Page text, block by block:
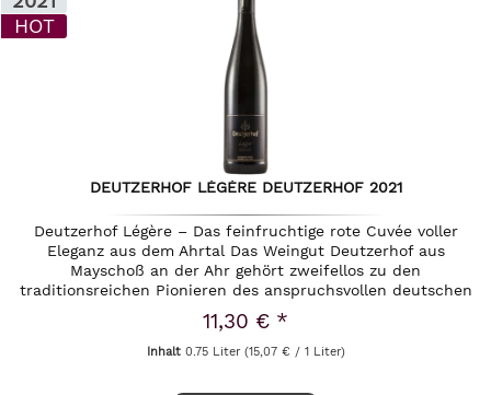
HOT
DEUTZERHOF LÉGÈRE DEUTZERHOF 2021
Deutzerhof Légère – Das feinfruchtige rote Cuvée voller
Eleganz aus dem Ahrtal Das Weingut Deutzerhof aus
Mayschoß an der Ahr gehört zweifellos zu den
traditionsreichen Pionieren des anspruchsvollen deutschen
Rotweinanbaus. In den...
11,30 € *
Inhalt 0.75 Liter (15,07 € / 1 Liter)